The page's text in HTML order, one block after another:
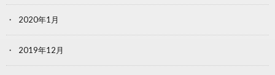
2020年1月
2019年12月